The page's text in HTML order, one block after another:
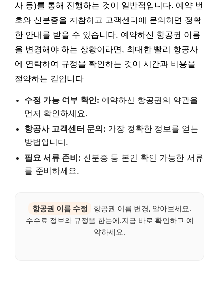
사 등)를 통해 진행하는 것이 일반적입니다. 예약 번
호와 신분증을 지참하고 고객센터에 문의하면 정확
한 안내를 받을 수 있습니다. 예약하신 항공권 이름
을 변경해야 하는 상황이라면, 최대한 빨리 항공사
에 연락하여 규정을 확인하는 것이 시간과 비용을
절약하는 길입니다.
수정 가능 여부 확인: 예약하신 항공권의 약관을
먼저 확인하세요.
항공사 고객센터 문의: 가장 정확한 정보를 얻는
방법입니다.
필요 서류 준비: 신분증 등 본인 확인 가능한 서류
를 준비하세요.
항공권 이름 수정
항공권 이름 변경, 알아보세요.
수수료 정보와 규정을 한눈에.지금 바로 확인하고 예
약하세요.